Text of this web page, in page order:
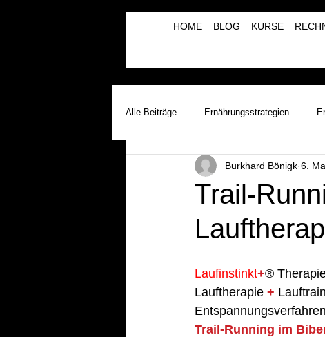
HOME BLOG KURSE
Alle Beiträge Ernährungsstrategien
Laufinstinkt+® Therapie & Training
Lauftherapie+Musiktherapie | λBVRM
Trail-
Burkhard Bönigk 6.
Laufinstinkt+®
Lauftherapie +
Entspannungsverfahren
Trail-Running im